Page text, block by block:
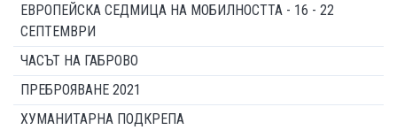
ЕВРОПЕЙСКА СЕДМИЦА НА МОБИЛНОСТТА - 16 - 22
СЕПТЕМВРИ
ЧАСЪТ НА ГАБРОВО
ПРЕБРОЯВАНЕ 2021
ХУМАНИТАРНА ПОДКРЕПА